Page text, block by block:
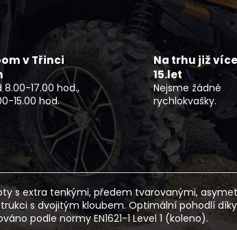
v Třinci
17.00 hod.,
15.00 hod.
Na trhu již
15.let
Nejsme žádné
rychlokvašky.
s extra tenkými, předem tvarovanými,
s dvojitým kloubem. Optimální pohodlí
podle normy EN1621-1 Level 1 (koleno).